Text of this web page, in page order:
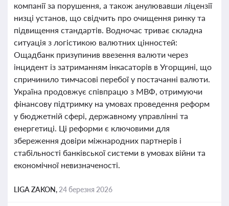
компанії за порушення, а також анулювавши ліцензії
низці установ, що свідчить про очищення ринку та
підвищення стандартів. Водночас триває складна
ситуація з логістикою валютних цінностей:
Ощадбанк призупинив ввезення валюти через
інцидент із затриманням інкасаторів в Угорщині, що
спричинило тимчасові перебої у постачанні валюти.
Україна продовжує співпрацю з МВФ, отримуючи
фінансову підтримку на умовах проведення реформ
у бюджетній сфері, державному управлінні та
енергетиці. Ці реформи є ключовими для
збереження довіри міжнародних партнерів і
стабільності банківської системи в умовах війни та
економічної невизначеності.
LIGA ZAKON, 24 березня 2026